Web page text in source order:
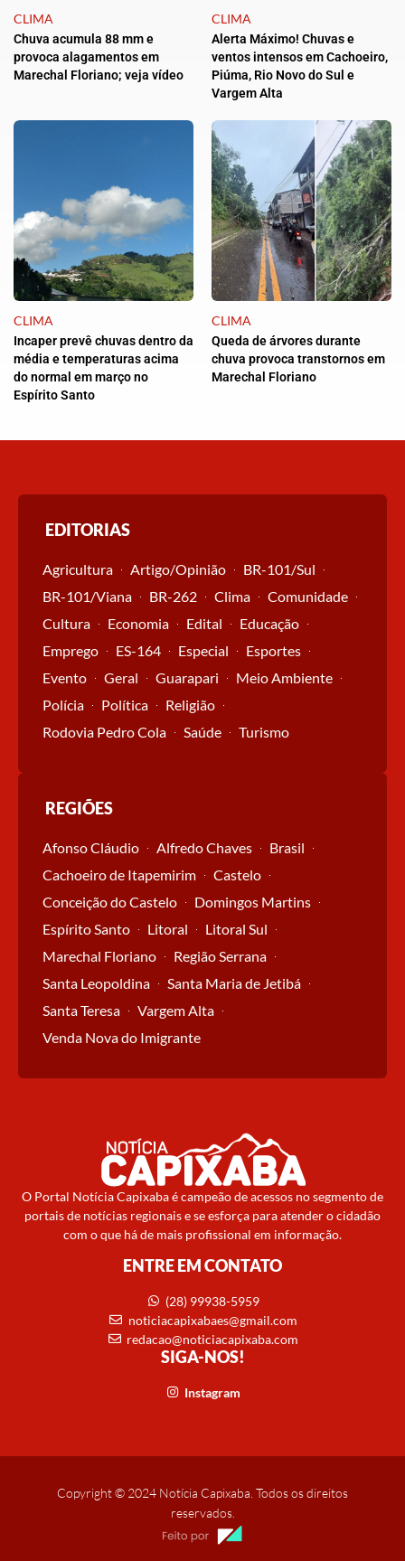
CLIMA
Chuva acumula 88 mm e
provoca alagamentos em
Marechal Floriano; veja vídeo
CLIMA
Alerta Máximo! Chuvas e
ventos intensos em Cachoeiro,
Piúma, Rio Novo do Sul e
Vargem Alta
CLIMA
Incaper prevê chuvas dentro da
média e temperaturas acima
do normal em março no
Espírito Santo
CLIMA
Queda de árvores durante
chuva provoca transtornos em
Marechal Floriano
EDITORIAS
Agricultura Artigo/Opinião
BR-101/Sul
BR-101/Viana
BR-262 Clima
Comunidade
Cultura
Economia Edital
Educação
Emprego
ES-164 Especial
Esportes
Evento
Geral Guarapari
Meio Ambiente
Polícia
Política
Religião
Rodovia Pedro Cola
Saúde Turismo
REGIÕES
Afonso Cláudio Alfredo Chaves
Brasil
Cachoeiro de Itapemirim
Castelo
Conceição do Castelo
Domingos Martins
Espírito Santo
Litoral
Litoral Sul
Marechal Floriano
Região Serrana
Santa Leopoldina
Santa Maria de Jetibá
Santa Teresa
Vargem Alta
Venda Nova do Imigrante
O Portal Notícia Capixaba é campeão de acessos no segmento de
portais de notícias regionais e se esforça para atender o cidadão
com o que há de mais profissional em informação.
ENTRE EM CONTATO
(28) 99938-5959
noticiacapixabaes@gmail.com
redacao@noticiacapixaba.com
SIGA-NOS!
Instagram
Copyright © 2024 Notícia Capixaba. Todos os direitos
reservados.